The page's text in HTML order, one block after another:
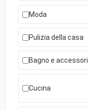
Moda
Pulizia della casa
Bagno e accessori
Cucina